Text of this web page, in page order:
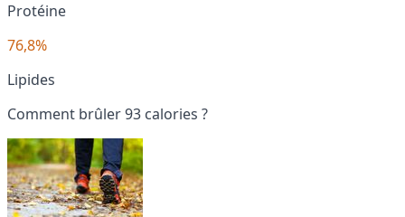
Protéine
76,8%
Lipides
Comment brûler 93 calories ?